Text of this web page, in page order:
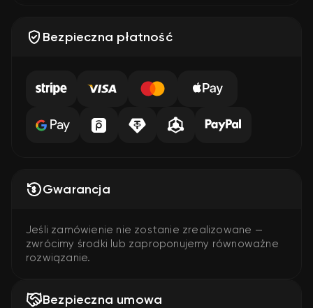
Bezpieczna płatność
Gwarancja
Jeśli zamówienie nie zostanie zrealizowane —
zwrócimy środki lub zaproponujemy równoważne
rozwiązanie.
Bezpieczna umowa